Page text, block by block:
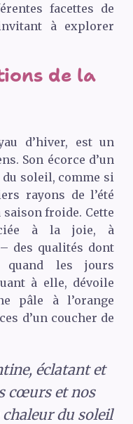
facettes de
à explorer
de la
d’hiver, est un
Son écorce d’un
soleil, comme si
rayons de l’été
froide. Cette
à la joie, à
des qualités dont
quand les jours
à elle, dévoile
pâle à l’orange
d’un coucher de
éclatant et
cœurs et nos
du soleil